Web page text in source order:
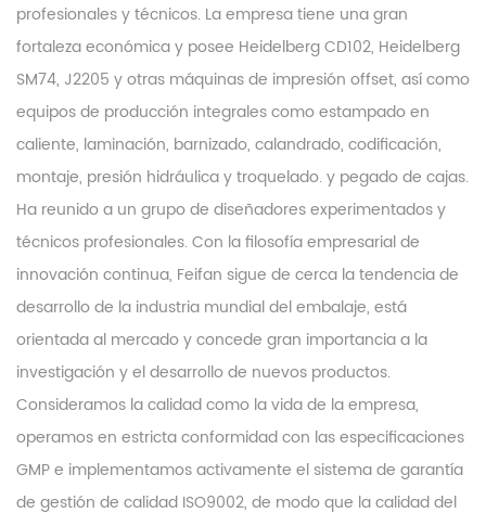
profesionales y técnicos. La empresa tiene una gran
fortaleza económica y posee Heidelberg CD102, Heidelberg
SM74, J2205 y otras máquinas de impresión offset, así como
equipos de producción integrales como estampado en
caliente, laminación, barnizado, calandrado, codificación,
montaje, presión hidráulica y troquelado. y pegado de cajas.
Ha reunido a un grupo de diseñadores experimentados y
técnicos profesionales. Con la filosofía empresarial de
innovación continua, Feifan sigue de cerca la tendencia de
desarrollo de la industria mundial del embalaje, está
orientada al mercado y concede gran importancia a la
investigación y el desarrollo de nuevos productos.
Consideramos la calidad como la vida de la empresa,
operamos en estricta conformidad con las especificaciones
GMP e implementamos activamente el sistema de garantía
de gestión de calidad ISO9002, de modo que la calidad del